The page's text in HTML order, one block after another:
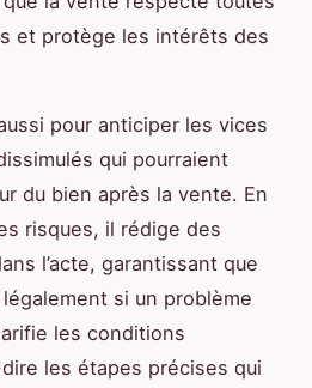
et protège les intérêts des
pour anticiper les vices
qui pourraient
du bien après la vente. En
risques, il rédige des
l’acte, garantissant que
légalement si un problème
les conditions
les étapes précises qui